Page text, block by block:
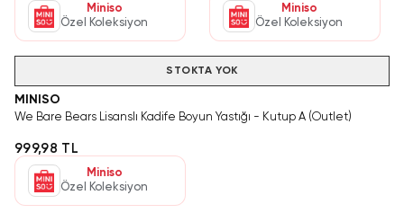
Miniso
Özel Koleksiyon
Miniso
Özel Koleksiyon
STOKTA YOK
MINISO
We Bare Bears Lisanslı Kadife Boyun Yastığı - Kutup A (Outlet)
999,98 TL
Miniso
Özel Koleksiyon